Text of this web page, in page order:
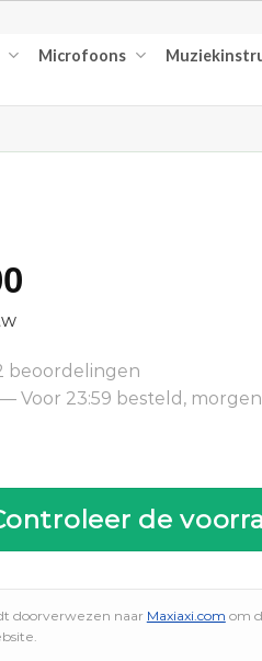
Microfoons
Huidige
€37,00.
beoordelingen
— Voor 23:59 besteld, morgen
de
doorverwezen naar Maxiaxi.com om